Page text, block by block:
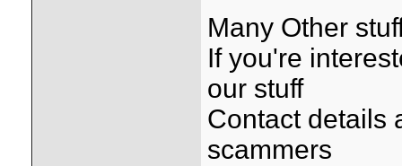
Many Other
If you're
our stuff
Contact details
scammers